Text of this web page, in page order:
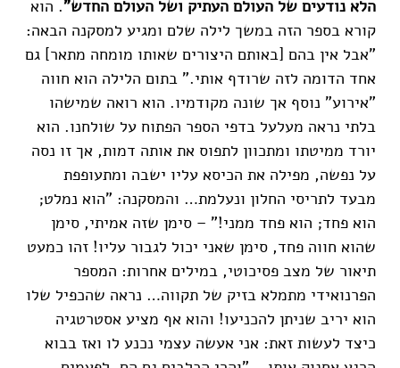
הלא נודעים של העולם העתיק ושל העולם החדש". הוא
קורא בספר הזה במשך לילה שלם ומגיע למסקנה הבאה:
"אבל אין בהם [באותם היצורים שאותו מומחה מתאר] גם
אחד הדומה לזה שרודף אותי." בתום הלילה הוא חווה
"אירוע" נוסף אך שונה מקודמיו. הוא רואה שמישהו
בלתי נראה מעלעל בדפי הספר הפתוח על שולחנו. הוא
יורד ממיטתו ומתכוון לתפוס את אותה דמות, אך זו נסה
על נפשה, מפילה את הכיסא עליו ישבה ומתעופפת
מבעד לתריסי החלון ונעלמת… והמסקנה: "הוא נמלט;
הוא פחד; הוא פחד ממני!" – סימן שזה אמיתי, סימן
שהוא חווה פחד, סימן שאני יכול לגבור עליו! זהו כמעט
תיאור של מצב פסיכוטי, במילים אחרות: המספר
הפרנואידי מתמלא בזיק של תקווה… נראה שהכפיל שלו
הוא יריב שניתן להכניעו! והוא אף מציע אסטרטגיה
כיצד לעשות זאת: אני אעשה עצמי נכנע לו ואז בבוא